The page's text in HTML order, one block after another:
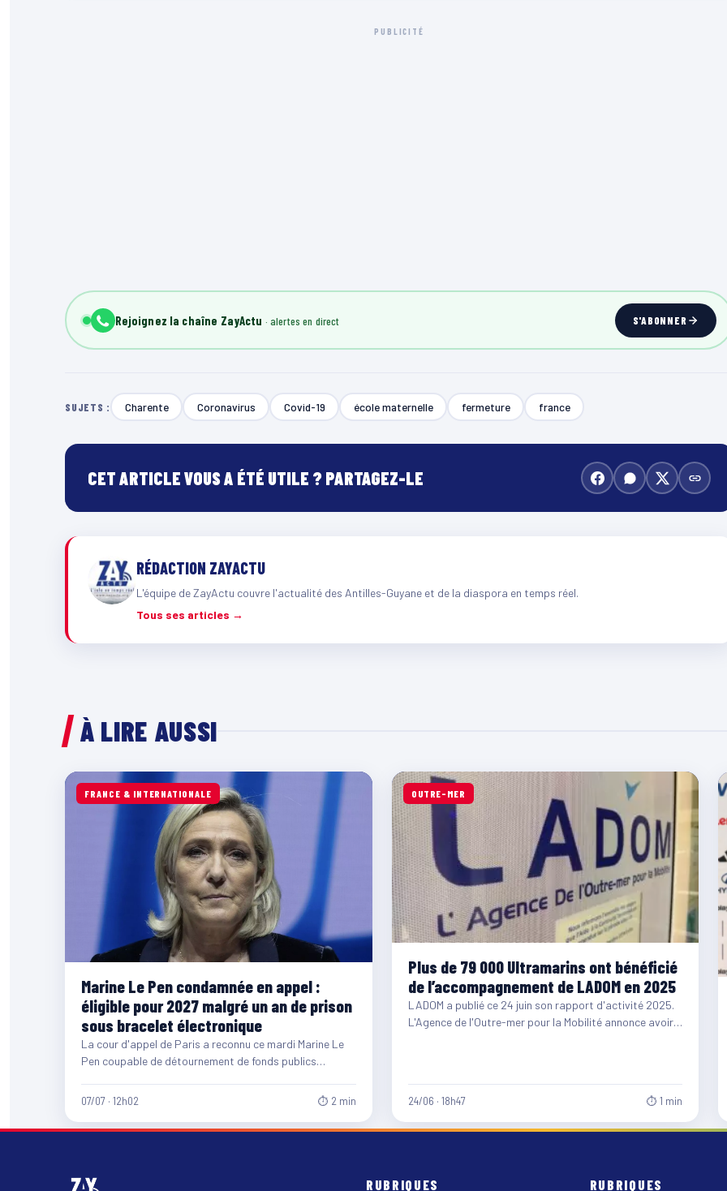
PUBLICITÉ
Rejoignez la chaîne ZayActu S'ABONNER
SUJETS : Charente Coronavirus Covid-19 école maternelle fermeture france
CET ARTICLE VOUS A ÉTÉ UTILE ? PARTAGEZ-LE
RÉDACTION ZAYACTU
L'équipe de ZayActu couvre l'actualité des Antilles-Guyane et de la diaspora en temps réel.
Tous ses articles →
À LIRE AUSSI
FRANCE & INTERNATIONALE
Marine Le Pen condamnée en appel :
éligible pour 2027 malgré un an de prison
sous bracelet électronique
La cour d'appel de Paris a reconnu ce mardi Marine Le
Pen coupable de détournement de fonds publics…
07/07 · 12h02 ⏱ 2 min
OUTRE-MER
Plus de 79 000 Ultramarins ont bénéficié
de l’accompagnement de LADOM en 2025
LADOM a publié ce 24 juin son rapport d'activité 2025.
L'Agence de l'Outre-mer pour la Mobilité annonce avoir…
24/06 · 18h47 ⏱ 1 min
RUBRIQUES RUBRIQUES